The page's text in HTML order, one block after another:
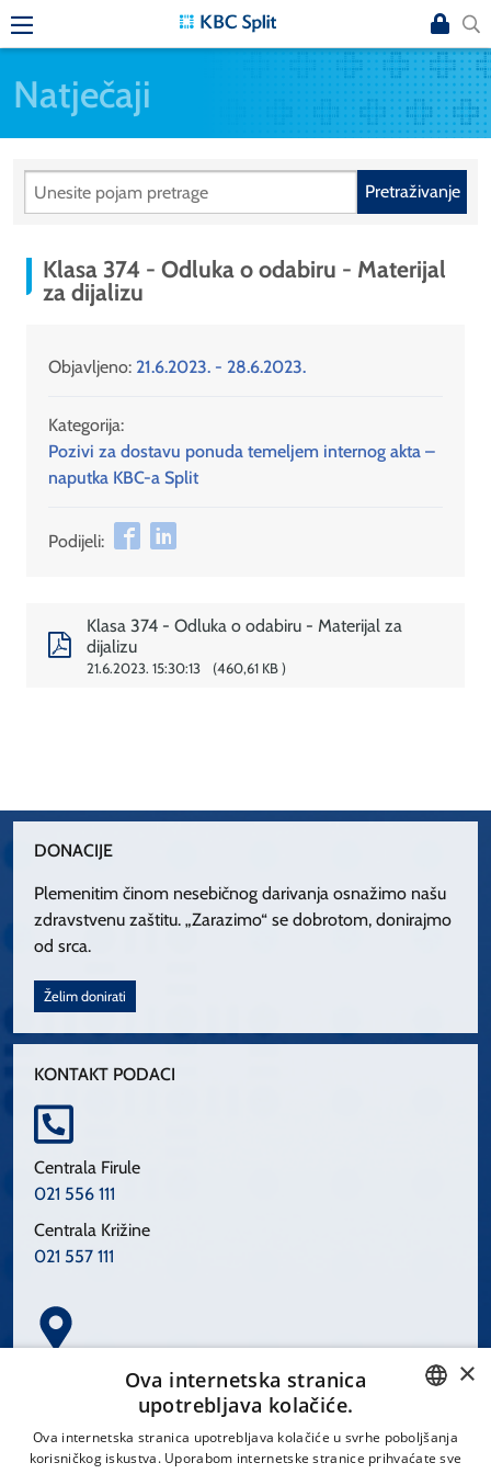
Natječaji
Pretraživanje
Klasa 374 - Odluka o odabiru - Materijal
za dijalizu
Objavljeno: 21.6.2023. - 28.6.2023.
Kategorija:
Pozivi za dostavu ponuda temeljem internog akta –
naputka KBC-a Split
Podijeli:
Klasa 374 - Odluka o odabiru - Materijal za
dijalizu
21.6.2023. 15:30:13 460,61 KB
DONACIJE
Plemenitim činom nesebičnog darivanja osnažimo našu
zdravstvenu zaštitu. „Zarazimo“ se dobrotom, donirajmo
od srca.
Želim donirati
KONTAKT PODACI
Centrala Firule
021 556 111
Centrala Križine
021 557 111
Spinčićeva 1, 21000 Split
CROATIAN
×
Ova internetska stranica
upotrebljava kolačiće.
Ova internetska stranica upotrebljava kolačiće u svrhe poboljšanja
korisničkog iskustva. Uporabom internetske stranice prihvaćate sve